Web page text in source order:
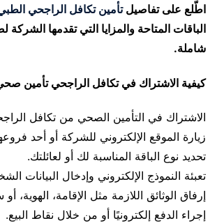
اطّلع على تفاصيلتأمين تكافل الراجحي
الباقات المتاحة والمزايا التي تقدمها
شاملة.
كيفية الاشتراك في تكافل الراجحي تأمين
الاشتراك في التأمين الصحي من تكافل
زيارة الموقع الإلكتروني للشركة أو أحد
تحديد نوع الباقة المناسبة لك أو لعائلتك.
تعبئة النموذج الإلكتروني وإدخال البيانات
إرفاق الوثائق اللازمة مثل الإقامة، الهوية،
إجراء الدفع إلكترونيًا أو من خلال نقاط البيع.